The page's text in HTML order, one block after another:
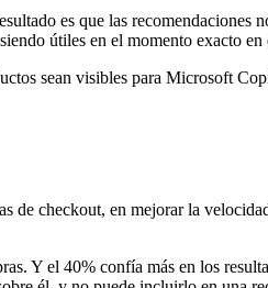
es que las recomendaciones
útiles en el momento exacto
sean visibles para Microsoft
checkout, en mejorar la
Y el 40% confía más en los